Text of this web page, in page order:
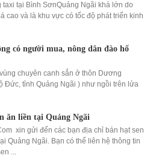
taxi tại Bình SơnQuảng Ngãi khá lớn do
cao và là khu vực có tốc độ phát triển kinh
có người mua, nông dân đào hố
chuyên canh sắn ở thôn Dương
Đức, tỉnh Quảng Ngãi ) như ngồi trên lửa
ăn liền tại Quảng Ngãi
xin gửi đến các bạn địa chỉ bán hạt sen
Quảng Ngãi. Bạn có thể liên hệ thông tin
...